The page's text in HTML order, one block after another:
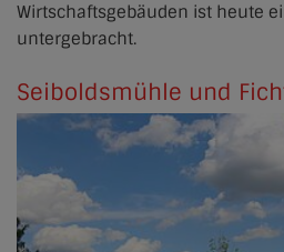
Wirtschaftsgebäuden ist heute
untergebracht.
Seiboldsmühle und